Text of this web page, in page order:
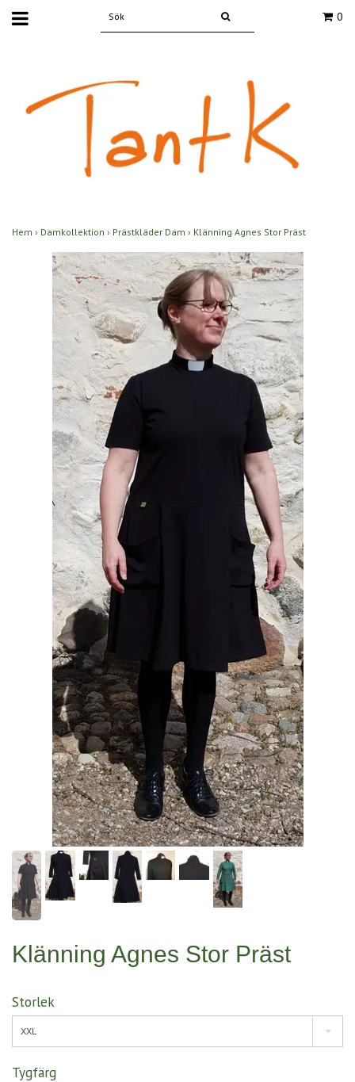
0
Hem › Damkollektion › Prästkläder Dam › Klänning Agnes Stor Präst
Klänning Agnes Stor Präst
Storlek
XXL
Tygfärg